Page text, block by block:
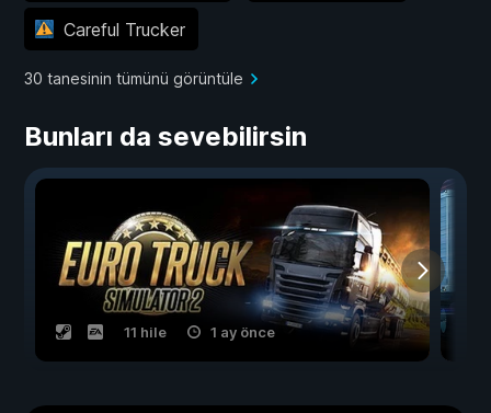
Careful Trucker
30 tanesinin tümünü görüntüle
Bunları da sevebilirsin
11 hile 1 ay önce